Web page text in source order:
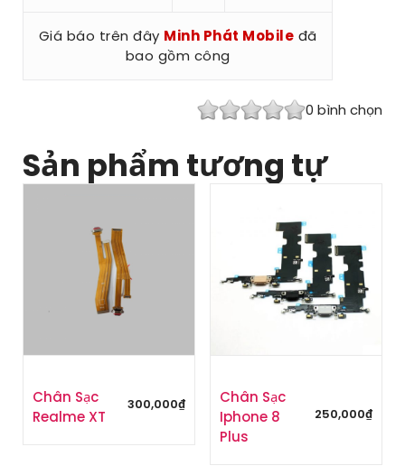
Giá báo trên đây Minh Phát Mobile đã
bao gồm công
0 bình chọn
Sản phẩm tương tự
Chân Sạc
Realme XT
300,000₫
Chân Sạc
Iphone 8
Plus
250,000₫